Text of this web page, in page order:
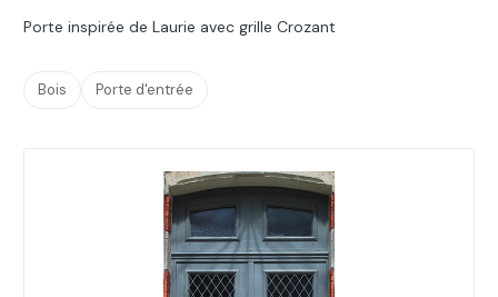
Porte inspirée de Laurie avec grille Crozant
Bois Porte d'entrée